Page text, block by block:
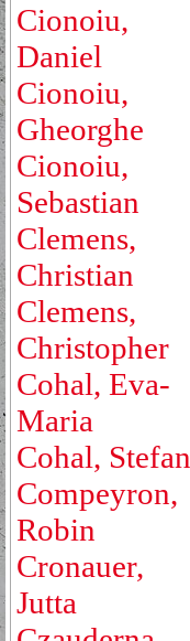
Cionoiu,
Daniel
Cionoiu,
Gheorghe
Cionoiu,
Sebastian
Clemens,
Christian
Clemens,
Christopher
Cohal, Eva-
Maria
Cohal, Stefan
Compeyron,
Robin
Cronauer,
Jutta